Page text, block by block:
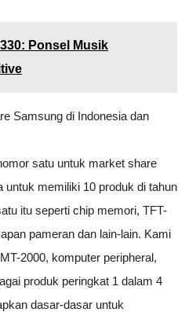
Ponsel Musik
Samsung di Indonesia dan
satu untuk market share
untuk memiliki 10 produk di tahun
itu seperti chip memori, TFT-
pameran dan lain-lain. Kami
2000, komputer peripheral,
produk peringkat 1 dalam 4
dasar-dasar untuk